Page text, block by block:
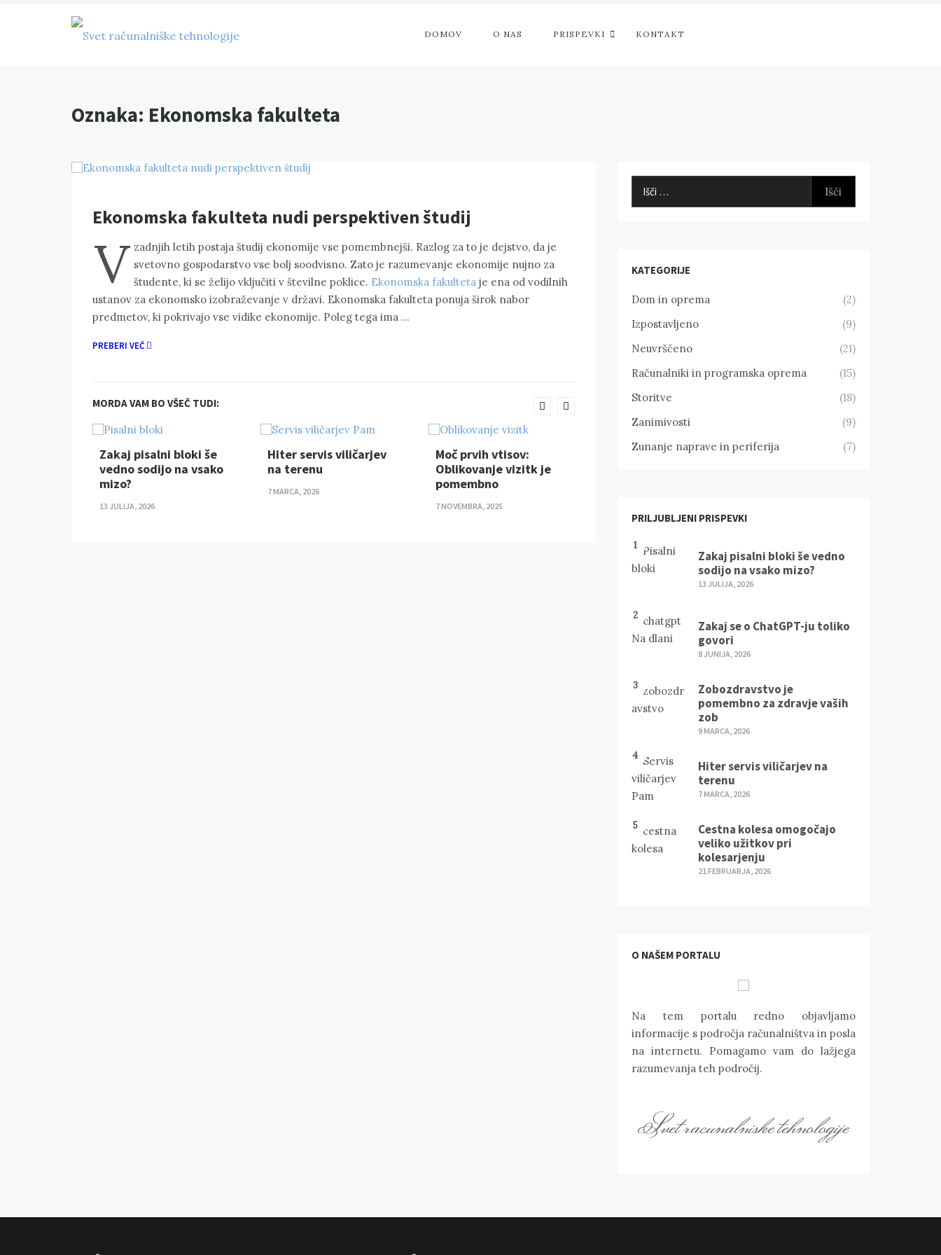
DOMOV O NAS PRISPEVKI KONTAKT
Oznaka: Ekonomska fakulteta
Ekonomska fakulteta nudi perspektiven študij
V zadnjih letih postaja študij ekonomije vse pomembnejši. Razlog za to je dejstvo, da je
svetovno gospodarstvo vse bolj soodvisno. Zato je razumevanje ekonomije nujno za
študente, ki se želijo vključiti v številne poklice. Ekonomska fakulteta je ena od vodilnih
ustanov za ekonomsko izobraževanje v državi. Ekonomska fakulteta ponuja širok nabor
predmetov, ki pokrivajo vse vidike ekonomije. Poleg tega ima …
PREBERI VEČ
MORDA VAM BO VŠEČ TUDI:
Zakaj pisalni bloki še
vedno sodijo na vsako
mizo?
13 JULIJA, 2026
Hiter servis viličarjev
na terenu
7 MARCA, 2026
Moč prvih vtisov:
Oblikovanje vizitk je
pomembno
7 NOVEMBRA, 2025
Učinkovit dizajn
zloženke za močnejšo
Plakati, ki pritegnejo
KATEGORIJE
Dom in oprema
(2)
Izpostavljeno
(9)
Neuvrščeno
(21)
Računalniki in programska oprema
(15)
Storitve
(18)
Zanimivosti
(9)
Zunanje naprave in periferija
(7)
PRILJUBLJENI PRISPEVKI
1
Zakaj pisalni bloki še vedno
sodijo na vsako mizo?
13 JULIJA, 2026
2
Zakaj se o ChatGPT-ju toliko
govori
8 JUNIJA, 2026
3
Zobozdravstvo je
pomembno za zdravje vaših
zob
9 MARCA, 2026
4
Hiter servis viličarjev na
terenu
7 MARCA, 2026
5
Cestna kolesa omogočajo
veliko užitkov pri
kolesarjenju
21 FEBRUARJA, 2026
O NAŠEM PORTALU
Na tem portalu redno objavljamo
informacije s področja računalništva in posla
na internetu. Pomagamo vam do lažjega
razumevanja teh področij.
Svet racunalniske tehnologije